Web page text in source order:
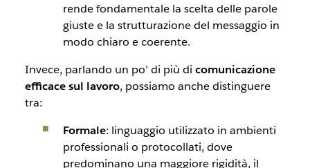
rende fondamentale la scelta delle parole
giuste e la strutturazione del messaggio in
modo chiaro e coerente.
Invece, parlando un po’ di più di comunicazione
efficace sul lavoro, possiamo anche distinguere
tra:
Formale: linguaggio utilizzato in ambienti
professionali o protocollati, dove
predominano una maggiore rigidità, il